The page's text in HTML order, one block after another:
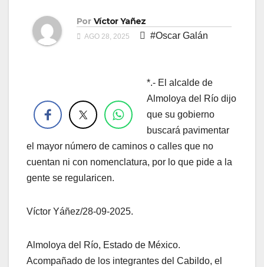
Por Víctor Yañez
AGO 28, 2025 #Oscar Galán
*.- El alcalde de
Almoloya del Río dijo
que su gobierno
buscará pavimentar
el mayor número de caminos o calles que no
cuentan ni con nomenclatura, por lo que pide a la
gente se regularicen.
Víctor Yáñez/28-09-2025.
Almoloya del Río, Estado de México.
Acompañado de los integrantes del Cabildo, el